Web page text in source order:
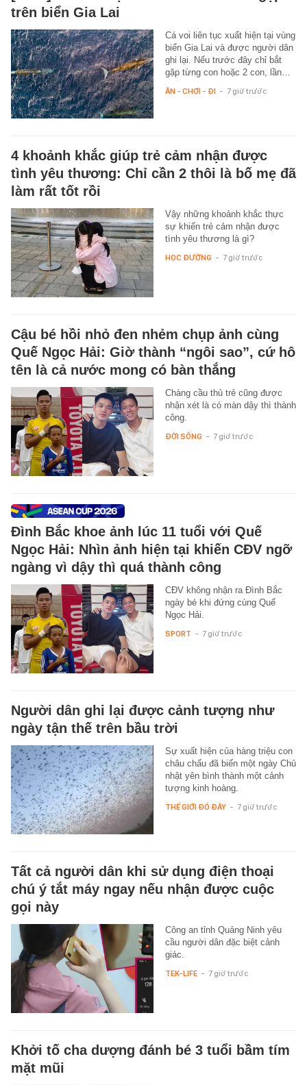
trên biển Gia Lai
Cá voi liên tục xuất hiện tại vùng
biển Gia Lai và được người dân
ghi lại. Nếu trước đây chỉ bắt
gặp từng con hoặc 2 con, lần…
ĂN - CHƠI - ĐI - 7 giờ trước
4 khoảnh khắc giúp trẻ cảm nhận được
tình yêu thương: Chỉ cần 2 thôi là bố mẹ đã
làm rất tốt rồi
Vậy những khoảnh khắc thực
sự khiến trẻ cảm nhận được
tình yêu thương là gì?
HỌC ĐƯỜNG - 7 giờ trước
Cậu bé hồi nhỏ đen nhẻm chụp ảnh cùng
Quế Ngọc Hải: Giờ thành “ngôi sao”, cứ hô
tên là cả nước mong có bàn thắng
Chàng cầu thủ trẻ cũng được
nhận xét là có màn dậy thì thành
công.
ĐỜI SỐNG - 7 giờ trước
Đình Bắc khoe ảnh lúc 11 tuổi với Quế
Ngọc Hải: Nhìn ảnh hiện tại khiến CĐV ngỡ
ngàng vì dậy thì quá thành công
CĐV không nhận ra Đình Bắc
ngày bé khi đứng cùng Quế
Ngọc Hải.
SPORT - 7 giờ trước
Người dân ghi lại được cảnh tượng như
ngày tận thế trên bầu trời
Sự xuất hiện của hàng triệu con
châu chấu đã biến một ngày Chủ
nhật yên bình thành một cảnh
tượng kinh hoàng.
THẾ GIỚI ĐÓ ĐÂY - 7 giờ trước
Tất cả người dân khi sử dụng điện thoại
chú ý tắt máy ngay nếu nhận được cuộc
gọi này
Công an tỉnh Quảng Ninh yêu
cầu người dân đặc biệt cảnh
giác.
TEK-LIFE - 7 giờ trước
Khởi tố cha dượng đánh bé 3 tuổi bầm tím
mặt mũi